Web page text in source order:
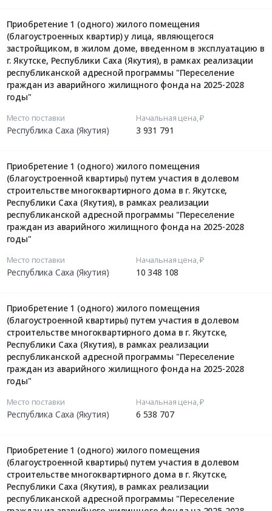
Приобретение 1 (одного) жилого помещения
(благоустроенных квартир) у лица, являющегося
застройщиком, в жилом доме, введенном в эксплуатацию в
г. Якутске, Республики Саха (Якутия), в рамках реализации
республиканской адресной программы "Переселение
граждан из аварийного жилищного фонда на 2025-2028
годы"
Место поставки
Республика Саха (Якутия)
Начальная цена, ₽
3 931 791
Приобретение 1 (одного) жилого помещения
(благоустроенной квартиры) путем участия в долевом
строительстве многоквартирного дома в г. Якутске,
Республики Саха (Якутия), в рамках реализации
республиканской адресной программы "Переселение
граждан из аварийного жилищного фонда на 2025-2028
годы"
Место поставки
Республика Саха (Якутия)
Начальная цена, ₽
10 348 108
Приобретение 1 (одного) жилого помещения
(благоустроенной квартиры) путем участия в долевом
строительстве многоквартирного дома в г. Якутске,
Республики Саха (Якутия), в рамках реализации
республиканской адресной программы "Переселение
граждан из аварийного жилищного фонда на 2025-2028
годы"
Место поставки
Республика Саха (Якутия)
Начальная цена, ₽
6 538 707
Приобретение 1 (одного) жилого помещения
(благоустроенной квартиры) путем участия в долевом
строительстве многоквартирного дома в г. Якутске,
Республики Саха (Якутия), в рамках реализации
республиканской адресной программы "Переселение